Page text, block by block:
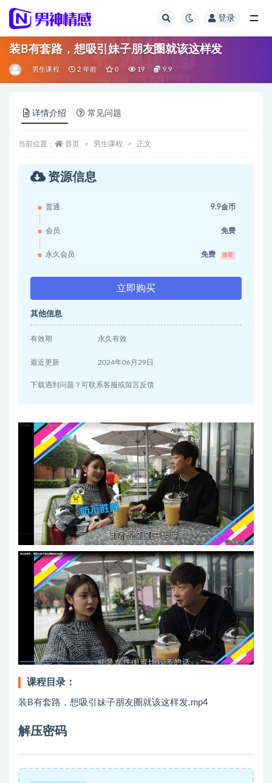
登录
装B有套路，想吸引妹子朋友圈就该这样发
男生课程 2 年前 0 19 9.9
详情介绍 常见问题
当前位置： 首页 男生课程 正文
资源信息
普通 9.9金币
会员 免费
永久会员 免费 推荐
立即购买
其他信息
有效期 永久有效
最近更新 2024年06月29日
下载遇到问题？可联系客服或留言反馈
课程目录：
装B有套路，想吸引妹子朋友圈就该这样发.mp4
解压密码